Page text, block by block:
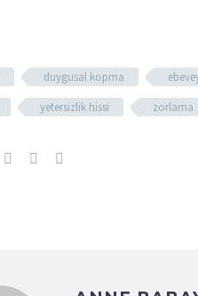
duygusal kopma
yetersizlik hissi zorlama